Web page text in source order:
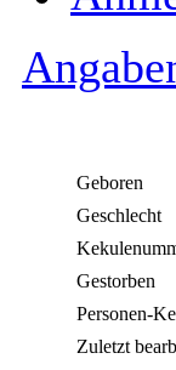
Geboren
Geschlecht
Gestorben
Personen-
Zuletzt